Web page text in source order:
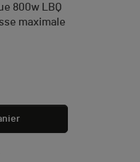
800w LBQ
maximale